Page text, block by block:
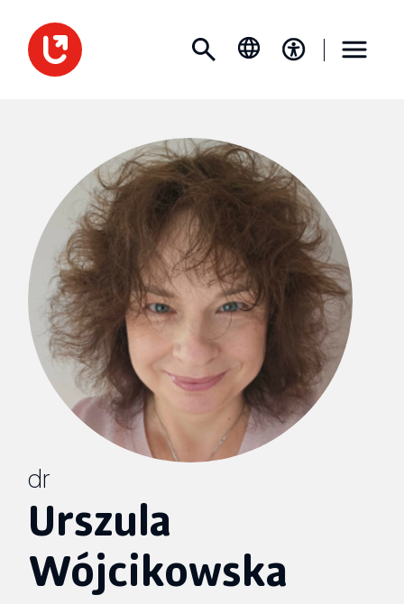
dr
Urszula
Wójcikowska